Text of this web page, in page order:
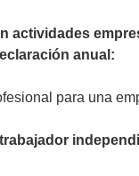
actividades
anual:
para una